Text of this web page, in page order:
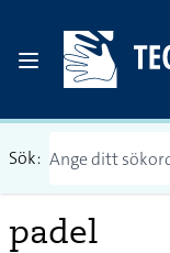
Sök:
padel